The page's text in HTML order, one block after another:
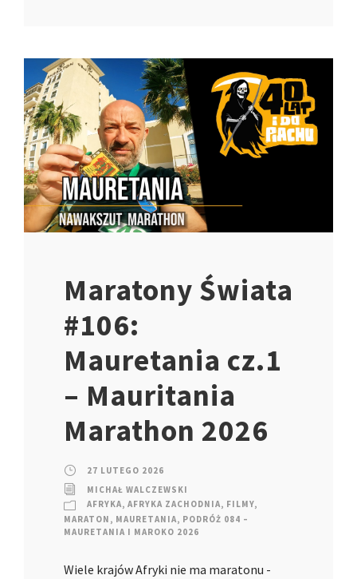
Maratony Świata
#106:
Mauretania cz.1
– Mauritania
Marathon 2026
27 LUTEGO 2026
MICHAŁ WALCZEWSKI
AFRYKA, AFRYKA ZACHODNIA, FILMY,
MARATON , MAURETANIA, PODRÓŻ 084 –
MAURETANIA I MAROKO 2026
Wiele krajów Afryki nie ma maratonu -